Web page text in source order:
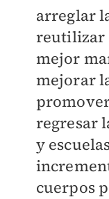
arreglar
reutilizar
mejor
mejorar
regresar
y
cuerpos